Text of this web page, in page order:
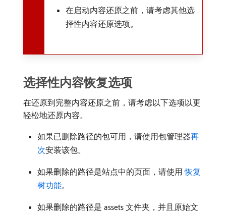
在启动内容还原之前，请考虑其他选
择性内容还原选项。
选择性内容恢复选项
在还原到完整内容还原之前，请考虑以下选项以更
轻松地还原内容。
如果已删除路径的包可用，请使用包管理器再
次安装该包。
如果删除的路径是站点中的页面，请使用恢复
树功能。
如果删除的路径是 assets 文件夹，并且原始文